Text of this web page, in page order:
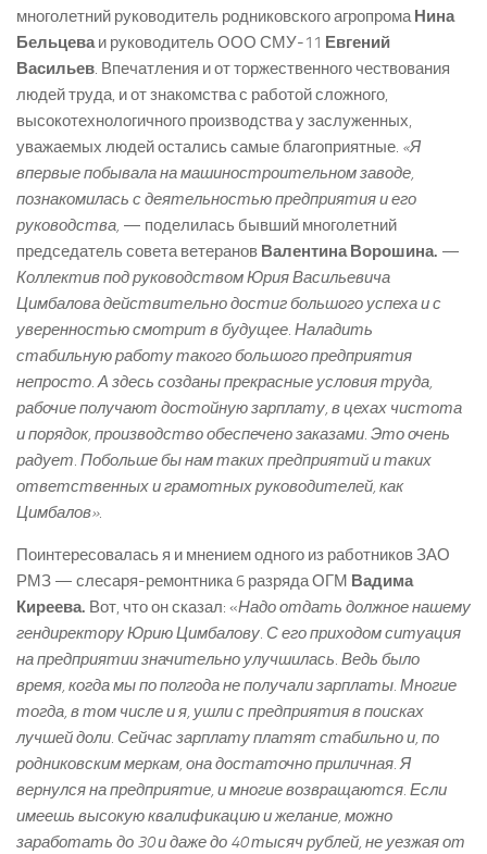
многолетний руководитель родниковского агропромаНина
Бельцеваи руководитель ООО СМУ-11 Евгений
Васильев. Впечатления и от торжественного чествования
людей труда, и от знакомства с работой сложного,
высокотехнологичного производства у заслуженных,
уважаемых людей остались самые благоприятные. «Я
впервые побывала на машиностроительном заводе,
познакомилась с деятельностью предприятия и его
руководства, — поделилась бывший многолетний
председатель совета ветеранов Валентина Ворошина. —
Коллектив под руководством Юрия Васильевича
Цимбалова действительно достиг большого успеха и с
уверенностью смотрит в будущее. Наладить
стабильную работу такого большого предприятия
непросто. А здесь созданы прекрасные условия труда,
рабочие получают достойную зарплату, в цехах чистота
и порядок, производство обеспечено заказами. Это очень
радует. Побольше бы нам таких предприятий и таких
ответственных и грамотных руководителей, как
Цимбалов».
Поинтересовалась я и мнением одного из работников ЗАО
РМЗ — слесаря-ремонтника 6 разряда ОГМ Вадима
Киреева. Вот, что он сказал: «Надо отдать должное нашему
гендиректору Юрию Цимбалову. С его приходом ситуация
на предприятии значительно улучшилась. Ведь было
время, когда мы по полгода не получали зарплаты. Многие
тогда, в том числе и я, ушли с предприятия в поисках
лучшей доли. Сейчас зарплату платят стабильно и, по
родниковским меркам, она достаточно приличная. Я
вернулся на предприятие, и многие возвращаются. Если
имеешь высокую квалификацию и желание, можно
заработать до 30 и даже до 40 тысяч рублей, не уезжая от